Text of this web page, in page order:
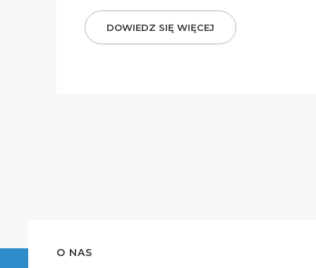
DOWIEDZ SIĘ WIĘCEJ
O NAS